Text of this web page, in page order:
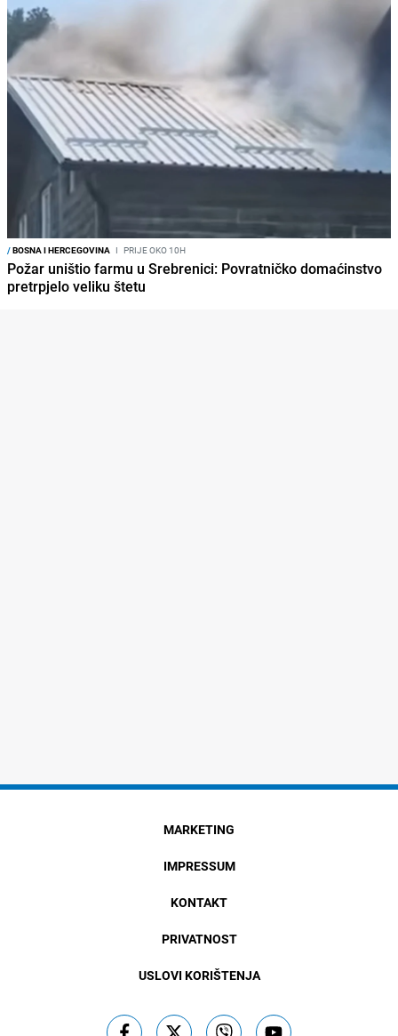
/BOSNA I HERCEGOVINA I PRIJE OKO 10H
Požar uništio farmu u Srebrenici: Povratničko domaćinstvo
pretrpjelo veliku štetu
MARKETING
IMPRESSUM
KONTAKT
PRIVATNOST
USLOVI KORIŠTENJA